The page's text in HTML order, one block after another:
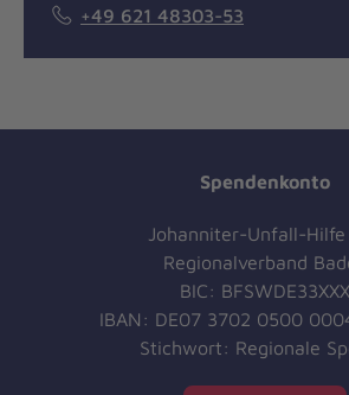
+49 621 48303-53
Spendenkonto
Johanniter-Unfall-Hilfe
Regionalverband
BIC: BFSWDE33XXX
IBAN: DE07 3702 0500
Stichwort: Regionale